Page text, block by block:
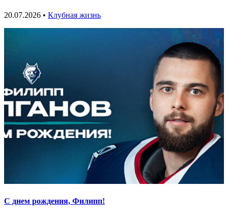
20.07.2026 • Клубная жизнь
С днем рождения, Филипп!